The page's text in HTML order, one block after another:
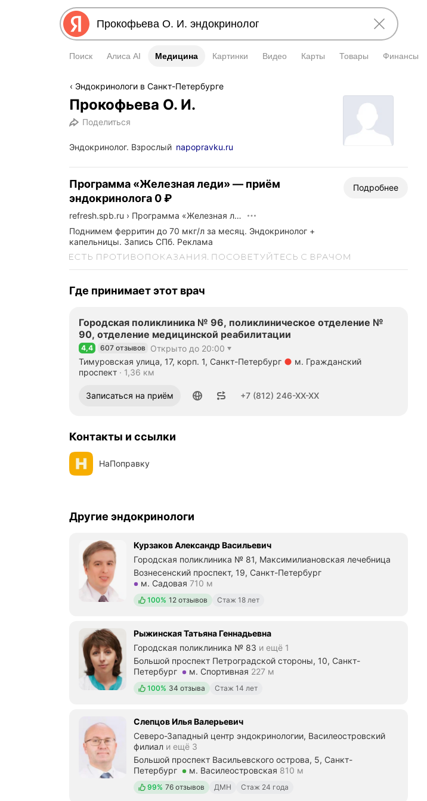
Поиск Алиса AI Медицина
Медицина Картинки Видео Карты Товары Финансы
Эндокринологи в Санкт-Петербурге
Прокофьева О. И.
Поделиться
Эндокринолог. Взрослый napopravku.ru
Программа «Железная леди» — приём
эндокринолога 0 ₽
refresh.spb.ru › Программа «Железная леди» — приём эндокринолога 0 ₽
Поднимем ферритин до 70 мкг/л за месяц. Эндокринолог +
капельницы. Запись СПб. Реклама
Подробнее
Где принимает этот врач
Городская поликлиника № 96, поликлиническое отделение №
90, отделение медицинской реабилитации
Рейтинг 4,4 из 5
4,4 607 отзывов Открыто до 20:00
Тимуровская улица, 17, корп. 1, Санкт-Петербург
Метро м. Гражданский проспект Расстояние 1,36 км
м. Гражданский
проспект
1,36 км
Записаться на приём
Номер телефона: +78122467314 +7 (812) 246-XX-XX
Контакты и ссылки
НаПоправку
Другие эндокринологи
Курзаков Александр Васильевич
Городская поликлиника № 81, Максимилиановская лечебница
Вознесенский проспект, 19, Санкт-Петербург
Метро м. Садовая Расстояние 710 м
м. Садовая 710 м
Положительных отзывов
100% 12 отзывов Стаж 18 лет
Рыжинская Татьяна Геннадьевна
Городская поликлиника № 83 и ещё 1
Большой проспект Петроградской стороны, 10, Санкт-
Петербург
Метро м. Спортивная Расстояние 227 м
м. Спортивная 227 м
Положительных отзывов
100% 34 отзыва Стаж 14 лет
Слепцов Илья Валерьевич
Северо-Западный центр эндокринологии, Василеостровский
филиал и ещё 3
Большой проспект Васильевского острова, 5, Санкт-
Петербург
Метро м. Василеостровская Расстояние 810 м
м. Василеостровская 810 м
Положительных отзывов
99% 76 отзывов ДМН Стаж 24 года